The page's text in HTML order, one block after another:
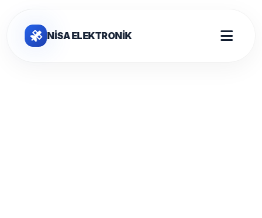
NİSA ELEKTRONİK